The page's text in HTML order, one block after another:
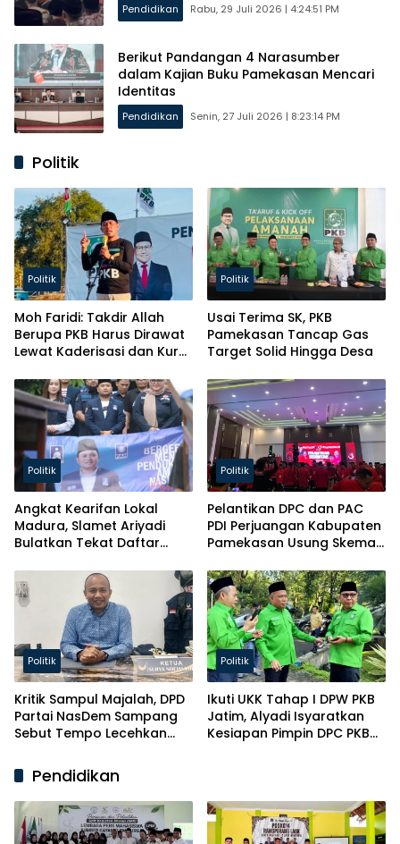
Pendidikan Rabu, 29 Juli 2026 | 4:24:51 PM
Berikut Pandangan 4 Narasumber
dalam Kajian Buku Pamekasan Mencari
Identitas
Pendidikan Senin, 27 Juli 2026 | 8:23:14 PM
Politik
Politik
Moh Faridi: Takdir Allah
Berupa PKB Harus Dirawat
Lewat Kaderisasi dan Kursi
Politik
Usai Terima SK, PKB
Pamekasan Tancap Gas
Target Solid Hingga Desa
Politik
Angkat Kearifan Lokal
Madura, Slamet Ariyadi
Bulatkan Tekat Daftar
Politik
Pelantikan DPC dan PAC
PDI Perjuangan Kabupaten
Pamekasan Usung Skema
Politik
Kritik Sampul Majalah, DPD
Partai NasDem Sampang
Sebut Tempo Lecehkan
Politik
Ikuti UKK Tahap I DPW PKB
Jatim, Alyadi Isyaratkan
Kesiapan Pimpin DPC PKB
Pendidikan